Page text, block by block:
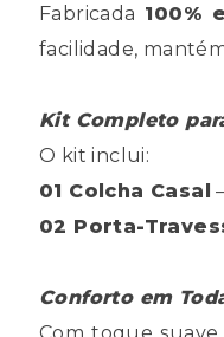
Fabricada 100%
facilidade,
Kit Completo
O kit inclui:
01 Colcha Casal
02 Porta-
Conforto em